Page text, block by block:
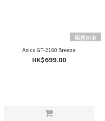
販售結束
Asics GT-2160 Breeze
HK$699.00